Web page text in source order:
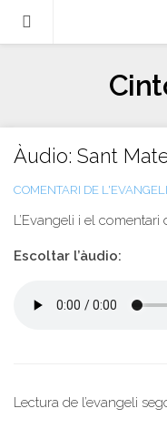
Llibres
Escrits-articles
Notícies
Castellano
Italiano
English
Àudio: Sant
COMENTARI DE L'EVANGELI
L’Evangeli i el comentari
Escoltar l’àudio:
Lectura de l’evangeli